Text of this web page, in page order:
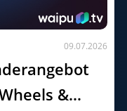
09.07.2026